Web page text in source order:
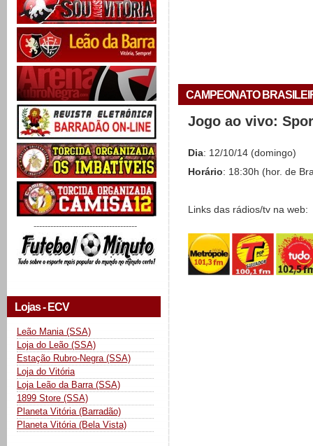
-------------------------------------
Lojas - ECV
Leão Mania (SSA)
Loja do Leão (SSA)
Estação Rubro-Negra (SSA)
Loja do Vitória
Loja Leão da Barra (SSA)
1899 Store (SSA)
Planeta Vitória (Barradão)
Planeta Vitória (Bela Vista)
CAMPEONATO
Jogo ao vivo:
Dia: 12/10/14 (domingo)
Horário: 18:30h (hor. de
Links das rádios/tv na web: